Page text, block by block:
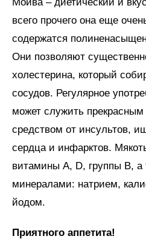
всего прочего она еще
содержатся
Они позволяют
холестерина, который
сосудов. Регулярное
может служить
средством от инсультов,
сердца и инфарктов.
витамины A, D, группы B, а
минералами: натрием,
йодом.
Приятного аппетита!